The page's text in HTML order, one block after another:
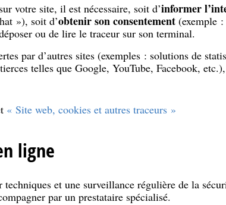
votre site, il est nécessaire, soit d’informer
»), soit d’obtenir son consentement(exemple :
ou de lire le traceur sur son terminal.
par d’autres sites (exemples : solutions de
telles que Google, YouTube, Facebook,
« Site web, cookies et autres traceurs »
ligne
et une surveillance régulière de la
par un prestataire spécialisé.